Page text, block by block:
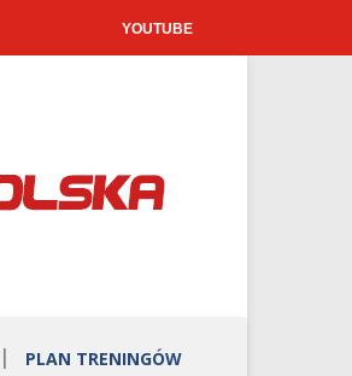
YOUTUBE
PLAN TRENINGÓW